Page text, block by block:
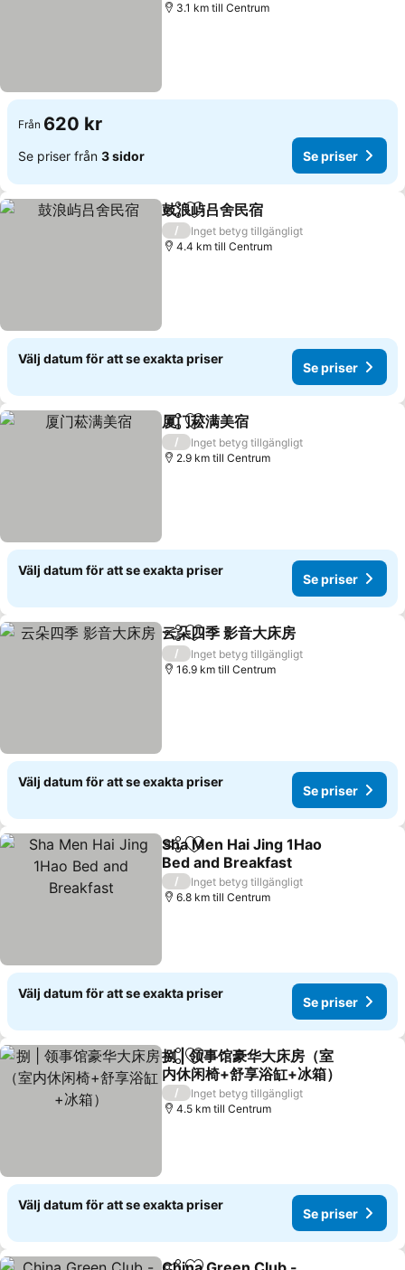
3.1 km till Centrum
Från 620 kr
Se priser från 3 sidor Se priser
Dela Lägg till i Mina Favoriter
鼓浪屿吕舍民宿
/
Inget betyg tillgängligt
4.4 km till Centrum
Välj datum för att se exakta priser
Se priser
Dela Lägg till i Mina Favoriter
厦门菘满美宿
/
Inget betyg tillgängligt
2.9 km till Centrum
Välj datum för att se exakta priser
Se priser
Dela Lägg till i Mina Favoriter
云朵四季 影音大床房
/
Inget betyg tillgängligt
16.9 km till Centrum
Välj datum för att se exakta priser
Se priser
Dela Lägg till i Mina Favoriter
Sha Men Hai Jing 1Hao
Bed and Breakfast
Se priser
/
Inget betyg tillgängligt
6.8 km till Centrum
Välj datum för att se exakta priser
Se priser
Dela Lägg till i Mina Favoriter
捌 | 领事馆豪华大床房（室
内休闲椅+舒享浴缸+冰箱）
Se priser
/
Inget betyg tillgängligt
4.5 km till Centrum
Välj datum för att se exakta priser
Se priser